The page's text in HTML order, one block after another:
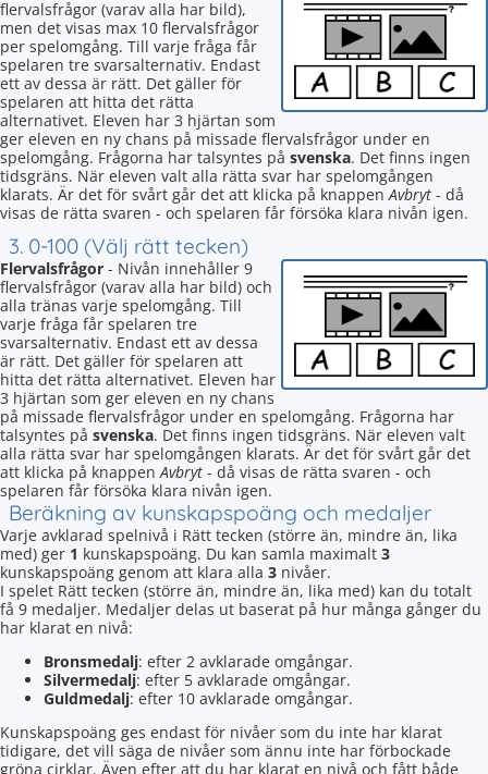
flervalsfrågor (varav alla har bild),
men det visas max 10 flervalsfrågor
per spelomgång. Till varje fråga får
spelaren tre svarsalternativ. Endast
ett av dessa är rätt. Det gäller för
spelaren att hitta det rätta
alternativet. Eleven har 3 hjärtan som
ger eleven en ny chans på missade flervalsfrågor under en
spelomgång. Frågorna har talsyntes på svenska. Det finns ingen
tidsgräns. När eleven valt alla rätta svar har spelomgången
klarats. Är det för svårt går det att klicka på knappenAvbryt - då
visas de rätta svaren - och spelaren får försöka klara nivån igen.
3. 0-100 (Välj rätt tecken)
Flervalsfrågor - Nivån innehåller 9
flervalsfrågor (varav alla har bild) och
alla tränas varje spelomgång. Till
varje fråga får spelaren tre
svarsalternativ. Endast ett av dessa
är rätt. Det gäller för spelaren att
hitta det rätta alternativet. Eleven har
3 hjärtan som ger eleven en ny chans
på missade flervalsfrågor under en spelomgång. Frågorna har
talsyntes på svenska. Det finns ingen tidsgräns. När eleven valt
alla rätta svar har spelomgången klarats. Är det för svårt går det
att klicka på knappenAvbryt - då visas de rätta svaren - och
spelaren får försöka klara nivån igen.
Beräkning av kunskapspoäng och medaljer
Varje avklarad spelnivå i Rätt tecken (större än, mindre än, lika
med) ger 1 kunskapspoäng. Du kan samla maximalt 3
kunskapspoäng genom att klara alla 3 nivåer.
I spelet Rätt tecken (större än, mindre än, lika med) kan du totalt
få 9 medaljer. Medaljer delas ut baserat på hur många gånger du
har klarat en nivå:
Bronsmedalj: efter 2 avklarade omgångar.
Silvermedalj: efter 5 avklarade omgångar.
Guldmedalj: efter 10 avklarade omgångar.
Kunskapspoäng ges endast för nivåer som du inte har klarat
tidigare, det vill säga de nivåer som ännu inte har förbockade
gröna cirklar. Även efter att du har klarat en nivå och fått både